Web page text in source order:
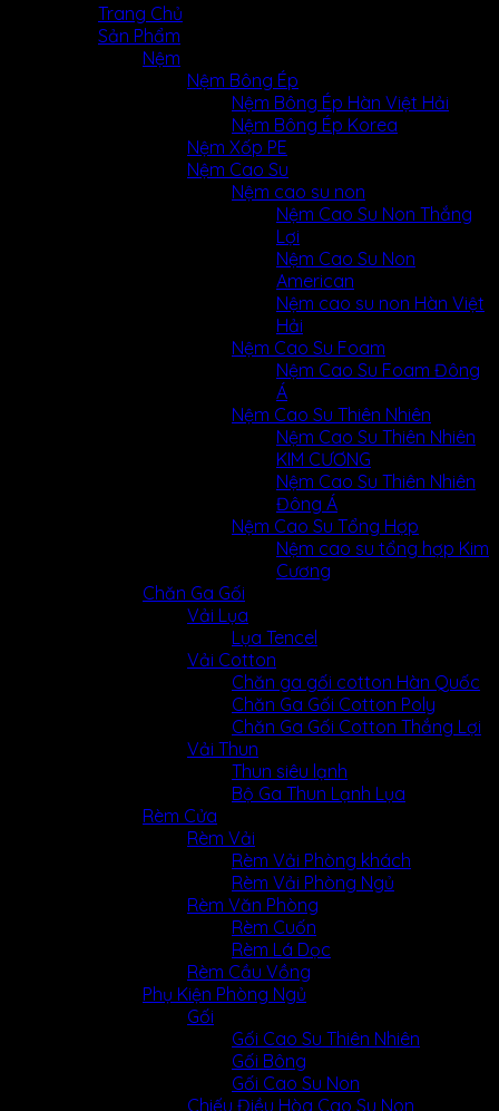
Trang Chủ
Sản Phẩm
Nệm
Nệm Bông Ép
Nệm Bông Ép Hàn Việt Hải
Nệm Bông Ép Korea
Nệm Xốp PE
Nệm Cao Su
Nệm cao su non
Nệm Cao Su Non Thắng
Lợi
Nệm Cao Su Non
American
Nệm cao su non Hàn Việt
Hải
Nệm Cao Su Foam
Nệm Cao Su Foam Đông
Á
Nệm Cao Su Thiên Nhiên
Nệm Cao Su Thiên Nhiên
KIM CƯƠNG
Nệm Cao Su Thiên Nhiên
Đông Á
Nệm Cao Su Tổng Hợp
Nệm cao su tổng hợp Kim
Cương
Chăn Ga Gối
Vải Lụa
Lụa Tencel
Vải Cotton
Chăn ga gối cotton Hàn Quốc
Chăn Ga Gối Cotton Poly
Chăn Ga Gối Cotton Thắng Lợi
Vải Thun
Thun siêu lạnh
Bộ Ga Thun Lạnh Lụa
Rèm Cửa
Rèm Vải
Rèm Vải Phòng khách
Rèm Vải Phòng Ngủ
Rèm Văn Phòng
Rèm Cuốn
Rèm Lá Dọc
Rèm Cầu Vồng
Phụ Kiện Phòng Ngủ
Gối
Gối Cao Su Thiên Nhiên
Gối Bông
Gối Cao Su Non
Chiếu Điều Hòa Cao Su Non